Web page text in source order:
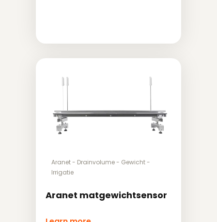
Aranet- Drainvolume- Gewicht-
Irrigatie
Aranet matgewichtsensor